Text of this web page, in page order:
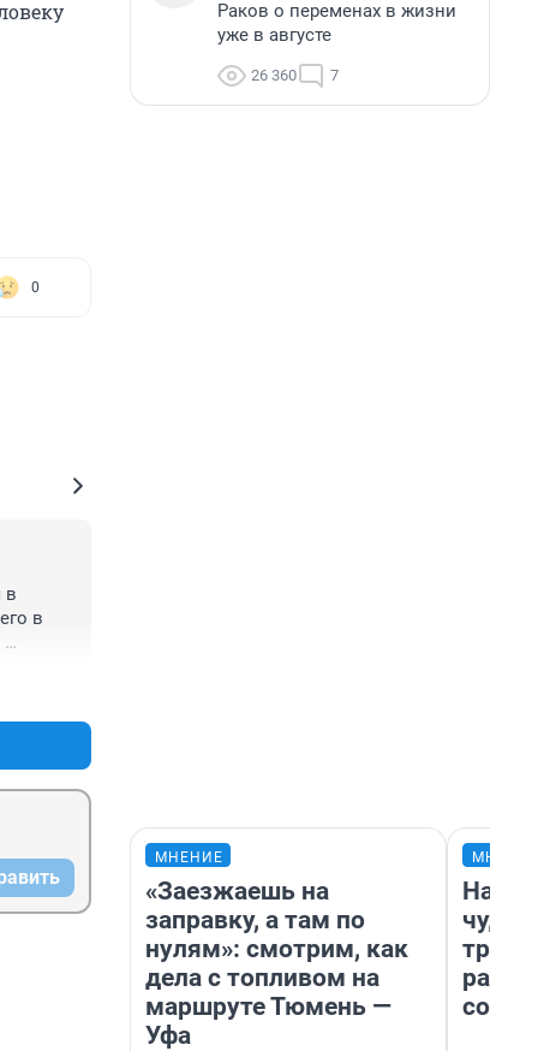
0
в
в
Раков о переменах в жизни
уже в августе
26 360 7
МНЕНИЕ
«Заезжаешь на
заправку, а там по
нулям»: смотрим, как
дела с топливом на
маршруте Тюмень —
Уфа